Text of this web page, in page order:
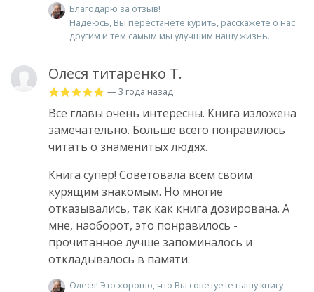
Благодарю за отзыв!
Надеюсь, Вы перестанете курить, расскажете о нас
другим и тем самым мы улучшим нашу жизнь.
Олеся титаренко Т.
— 3 года назад
Все главы очень интересны. Книга изложена
замечательно. Больше всего понравилось
читать о знаменитых людях.
Книга супер! Советовала всем своим
курящим знакомым. Но многие
отказывались, так как книга дозирована. А
мне, наоборот, это понравилось -
прочитанное лучше запоминалось и
откладывалось в памяти.
Олеся! Это хорошо, что Вы советуете нашу книгу